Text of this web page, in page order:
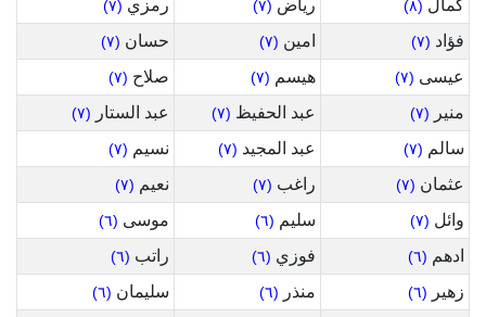
كمال (٨) رياض (٧) رمزي (٧)
فؤاد (٧) امين (٧) حسان (٧)
عيسى (٧) هيسم (٧) صلاح (٧)
منير (٧) عبد الحفيظ (٧) عبد الستار (٧)
سالم (٧) عبد المجيد (٧) نسيم (٧)
عثمان (٧) راغب (٧) نعيم (٧)
وائل (٧) سليم (٦) موسى (٦)
ادهم (٦) فوزي (٦) راتب (٦)
زهير (٦) منذر (٦) سليمان (٦)